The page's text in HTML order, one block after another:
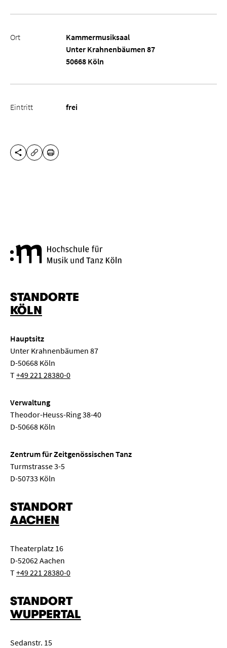
Ort
Kammermusiksaal
Unter Krahnenbäumen 87
50668 Köln
Eintritt frei
DIESE SEITE TEILEN
URL KOPIEREN
DRUCKEN
STANDORTE
KÖLN
Hauptsitz
Unter Krahnenbäumen 87
D-50668 Köln
T+49 221 28380-0
Verwaltung
Theodor-Heuss-Ring 38-40
D-50668 Köln
Zentrum für Zeitgenössischen Tanz
Turmstrasse 3-5
D-50733 Köln
STANDORT
AACHEN
Theaterplatz 16
D-52062 Aachen
T+49 221 28380-0
STANDORT
WUPPERTAL
Sedanstr. 15